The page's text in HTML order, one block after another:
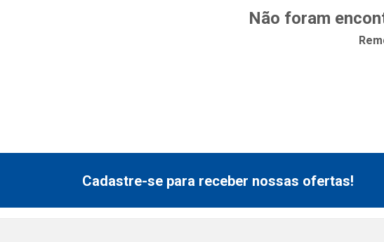
Não foram
Cadastre-se para receber nossas ofertas!